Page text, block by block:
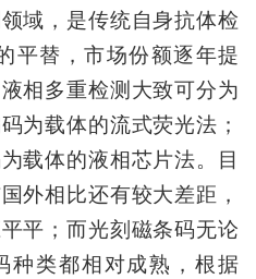
域，是传统自身抗体检
平替，市场份额逐年提
相多重检测大致可分为
为载体的流式荧光法；
载体的液相芯片法。目
外相比还有较大差距，
平；而光刻磁条码无论
种类都相对成熟，根据